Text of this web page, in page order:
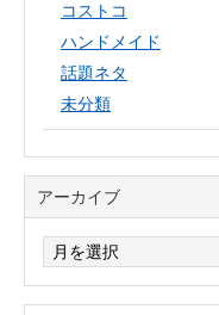
コストコ
ハンドメイド
話題ネタ
未分類
アーカイブ
イ